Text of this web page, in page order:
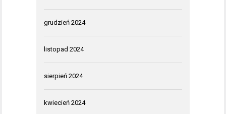
grudzień 2024
listopad 2024
sierpień 2024
kwiecień 2024